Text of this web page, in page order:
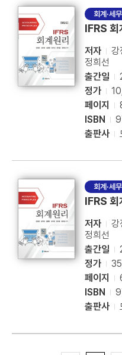
회계·세
IFRS 회
저자
강
정희선
출간일
정가
페이지
ISBN
출판사
회계·세
IFRS 회
저자
강
정희선
출간일
정가
페이지
ISBN
출판사